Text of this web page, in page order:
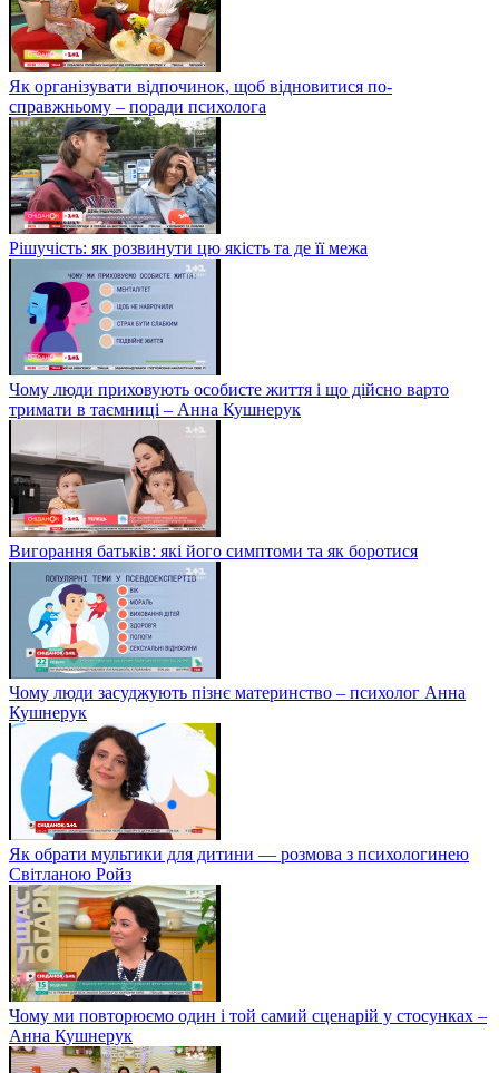
Як організувати відпочинок, щоб відновитися по-
справжньому – поради психолога
Рішучість: як розвинути цю якість та де її межа
Чому люди приховують особисте життя і що дійсно варто
тримати в таємниці – Анна Кушнерук
Вигорання батьків: які його симптоми та як боротися
Чому люди засуджують пізнє материнство – психолог Анна
Кушнерук
Як обрати мультики для дитини — розмова з психологинею
Світланою Ройз
Чому ми повторюємо один і той самий сценарій у стосунках –
Анна Кушнерук